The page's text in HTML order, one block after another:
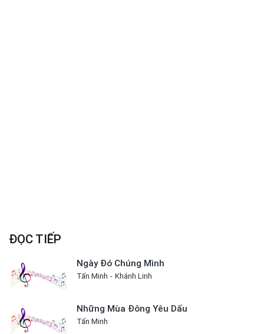
ĐỌC TIẾP
Ngày Đó Chúng Mình
Tấn Minh Khánh Linh
Những Mùa Đông Yêu Dấu
Tấn Minh